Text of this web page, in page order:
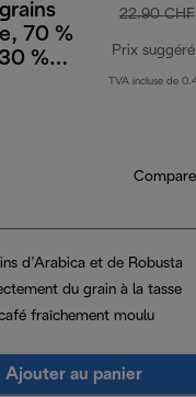
70 %
%
22.90 CHF
Prix suggéré
TVA incluse de
d’Arabica et de Robusta
du grain à la tasse
fraîchement moulu
Ajouter au panier